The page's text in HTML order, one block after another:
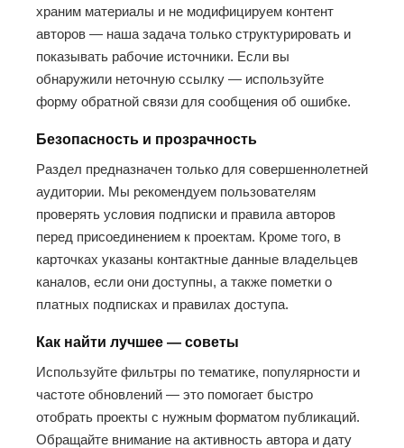
храним материалы и не модифицируем контент
авторов — наша задача только структурировать и
показывать рабочие источники. Если вы
обнаружили неточную ссылку — используйте
форму обратной связи для сообщения об ошибке.
Безопасность и прозрачность
Раздел предназначен только для совершеннолетней
аудитории. Мы рекомендуем пользователям
проверять условия подписки и правила авторов
перед присоединением к проектам. Кроме того, в
карточках указаны контактные данные владельцев
каналов, если они доступны, а также пометки о
платных подписках и правилах доступа.
Как найти лучшее — советы
Используйте фильтры по тематике, популярности и
частоте обновлений — это помогает быстро
отобрать проекты с нужным форматом публикаций.
Обращайте внимание на активность автора и дату